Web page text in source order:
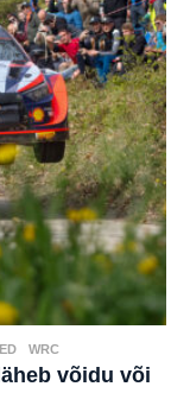
,WRC
võidu või